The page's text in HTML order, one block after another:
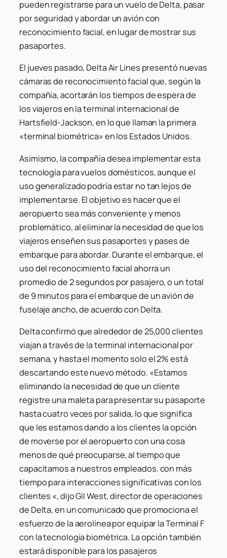
pueden registrarse para un vuelo de Delta, pasar
por seguridad y abordar un avión con
reconocimiento facial, en lugar de mostrar sus
pasaportes.
El jueves pasado, Delta Air Lines presentó nuevas
cámaras de reconocimiento facial que, según la
compañía, acortarán los tiempos de espera de
los viajeros en la terminal internacional de
Hartsfield-Jackson, en lo que llaman la primera
«terminal biométrica» ​​en los Estados Unidos.
Asimismo, la compañía desea implementar esta
tecnología para vuelos domésticos, aunque el
uso generalizado podría estar no tan lejos de
implementarse. El objetivo es hacer que el
aeropuerto sea más conveniente y menos
problemático, al eliminar la necesidad de que los
viajeros enseñen sus pasaportes y pases de
embarque para abordar. Durante el embarque, el
uso del reconocimiento facial ahorra un
promedio de 2 segundos por pasajero, o un total
de 9 minutos para el embarque de un avión de
fuselaje ancho, de acuerdo con Delta.
Delta confirmó que alrededor de 25,000 clientes
viajan a través de la terminal internacional por
semana, y hasta el momento solo el 2% está
descartando este nuevo método. «Estamos
eliminando la necesidad de que un cliente
registre una maleta para presentar su pasaporte
hasta cuatro veces por salida, lo que significa
que les estamos dando a los clientes la opción
de moverse por el aeropuerto con una cosa
menos de qué preocuparse, al tiempo que
capacitamos a nuestros empleados. con más
tiempo para interacciones significativas con los
clientes «, dijo Gil West, director de operaciones
de Delta, en un comunicado que promociona el
esfuerzo de la aerolínea por equipar la Terminal F
con la tecnología biométrica. La opción también
estará disponible para los pasajeros